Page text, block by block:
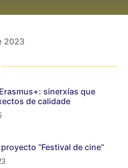
2023
sinerxías que
de calidade
“Festival de cine”